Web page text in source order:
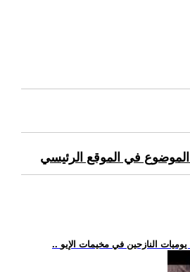
في الموقع الرئيسي
النازحين في مخيمات الإيو